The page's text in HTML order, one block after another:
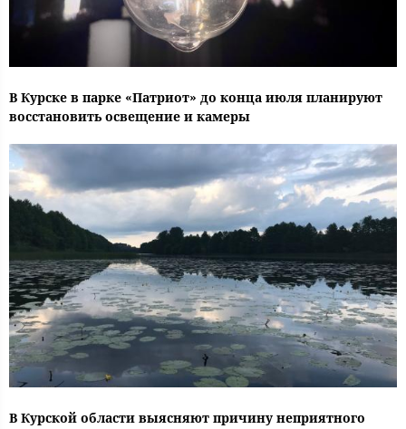
В Курске в парке «Патриот» до конца июля планируют
восстановить освещение и камеры
В Курской области выясняют причину неприятного